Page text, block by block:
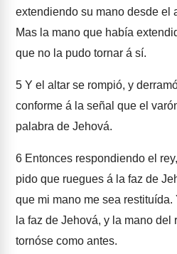
extendiendo su mano desde el
Mas la mano que había
que no la pudo tornar á sí.
5 Y el altar se rompió, y
conforme á la señal que el
palabra de Jehová.
6 Entonces respondiendo el
pido que ruegues á la faz de
que mi mano me sea
la faz de Jehová, y la mano del
tornóse como antes.